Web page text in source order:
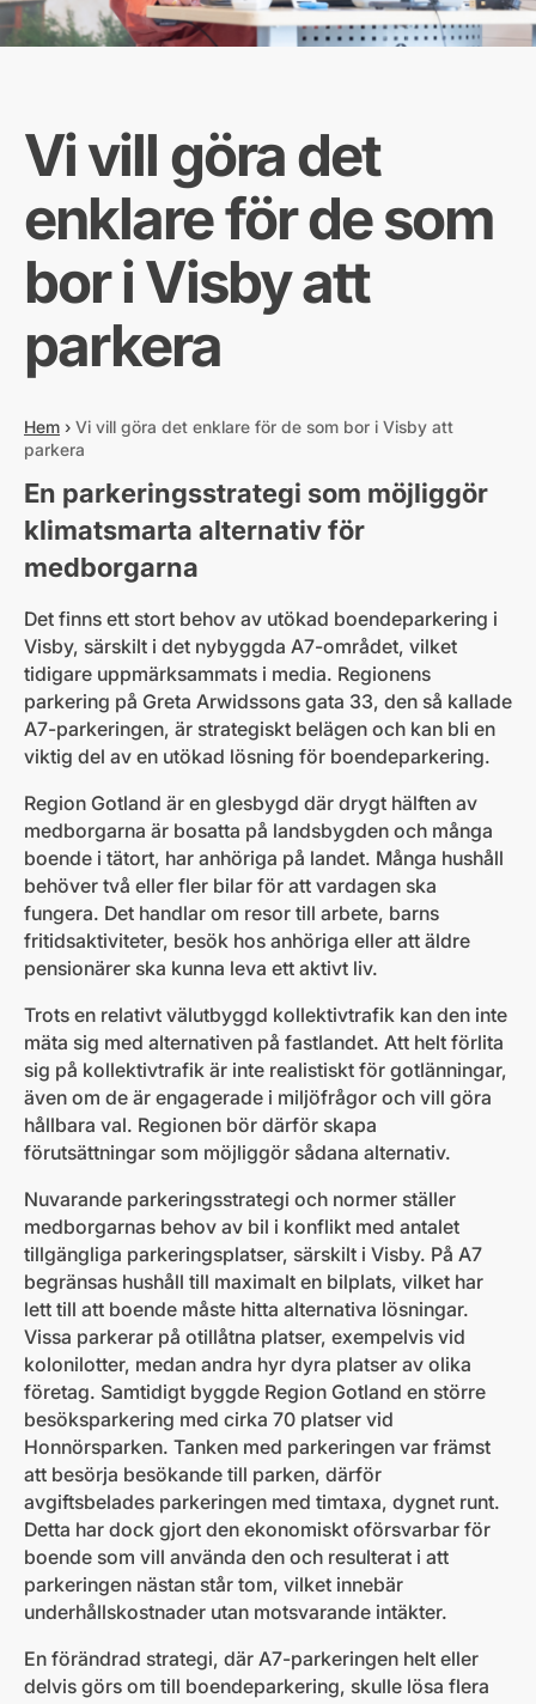
Vi vill göra det
enklare för de som
bor i Visby att
parkera
Hem › Vi vill göra det enklare för de som bor i Visby att
parkera
En parkeringsstrategi som möjliggör
klimatsmarta alternativ för
medborgarna
Det finns ett stort behov av utökad boendeparkering i
Visby, särskilt i det nybyggda A7-området, vilket
tidigare uppmärksammats i media. Regionens
parkering på Greta Arwidssons gata 33, den så kallade
A7-parkeringen, är strategiskt belägen och kan bli en
viktig del av en utökad lösning för boendeparkering.
Region Gotland är en glesbygd där drygt hälften av
medborgarna är bosatta på landsbygden och många
boende i tätort, har anhöriga på landet. Många hushåll
behöver två eller fler bilar för att vardagen ska
fungera. Det handlar om resor till arbete, barns
fritidsaktiviteter, besök hos anhöriga eller att äldre
pensionärer ska kunna leva ett aktivt liv.
Trots en relativt välutbyggd kollektivtrafik kan den inte
mäta sig med alternativen på fastlandet. Att helt förlita
sig på kollektivtrafik är inte realistiskt för gotlänningar,
även om de är engagerade i miljöfrågor och vill göra
hållbara val. Regionen bör därför skapa
förutsättningar som möjliggör sådana alternativ.
Nuvarande parkeringsstrategi och normer ställer
medborgarnas behov av bil i konflikt med antalet
tillgängliga parkeringsplatser, särskilt i Visby. På A7
begränsas hushåll till maximalt en bilplats, vilket har
lett till att boende måste hitta alternativa lösningar.
Vissa parkerar på otillåtna platser, exempelvis vid
kolonilotter, medan andra hyr dyra platser av olika
företag. Samtidigt byggde Region Gotland en större
besöksparkering med cirka 70 platser vid
Honnörsparken. Tanken med parkeringen var främst
att besörja besökande till parken, därför
avgiftsbelades parkeringen med timtaxa, dygnet runt.
Detta har dock gjort den ekonomiskt oförsvarbar för
boende som vill använda den och resulterat i att
parkeringen nästan står tom, vilket innebär
underhållskostnader utan motsvarande intäkter.
En förändrad strategi, där A7-parkeringen helt eller
delvis görs om till boendeparkering, skulle lösa flera